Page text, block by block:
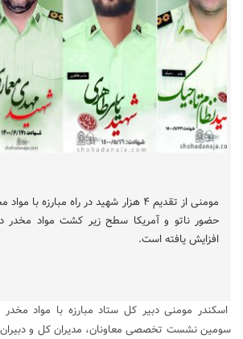
مومنی از تقدیم ۴ هزار شهید در راه مبارزه
افزایش یافته است.
اسکندر مومنی دبیر کل ستاد مبارزه با مواد
سومین نشست تخصصی معاونان، مدیران کل و